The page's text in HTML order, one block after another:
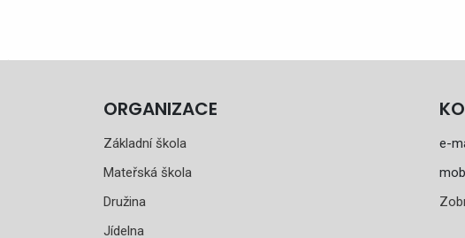
ORGANIZACE
Základní škola
Mateřská škola
Družina
Jídelna
e-